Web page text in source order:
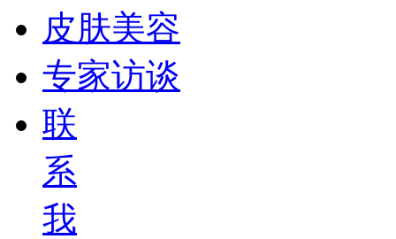
皮肤美容
专家访谈
联
系
我